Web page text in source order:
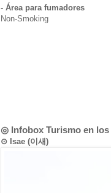
- Área para fumadores
Non-Smoking
◎ Infobox Turismo en
⊙ Isae (이새)